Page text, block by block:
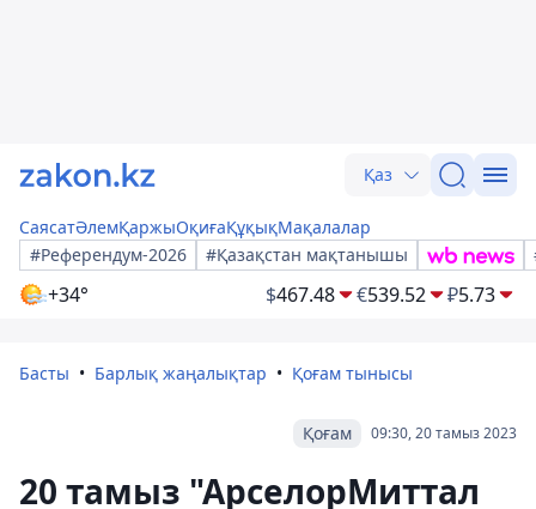
Қаз
СаясатӘлемҚаржыОқиғаҚұқықМақалалар
#Референдум-2026
#Қазақстан мақтанышы
+34° $467.48 €539.52 ₽5.73
Басты Барлық жаңалықтар Қоғам тынысы
09:30, 20 тамыз 2023
Қоғам
20 тамыз "АрселорМиттал